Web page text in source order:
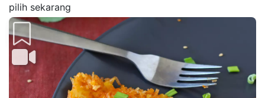
pilih sekarang